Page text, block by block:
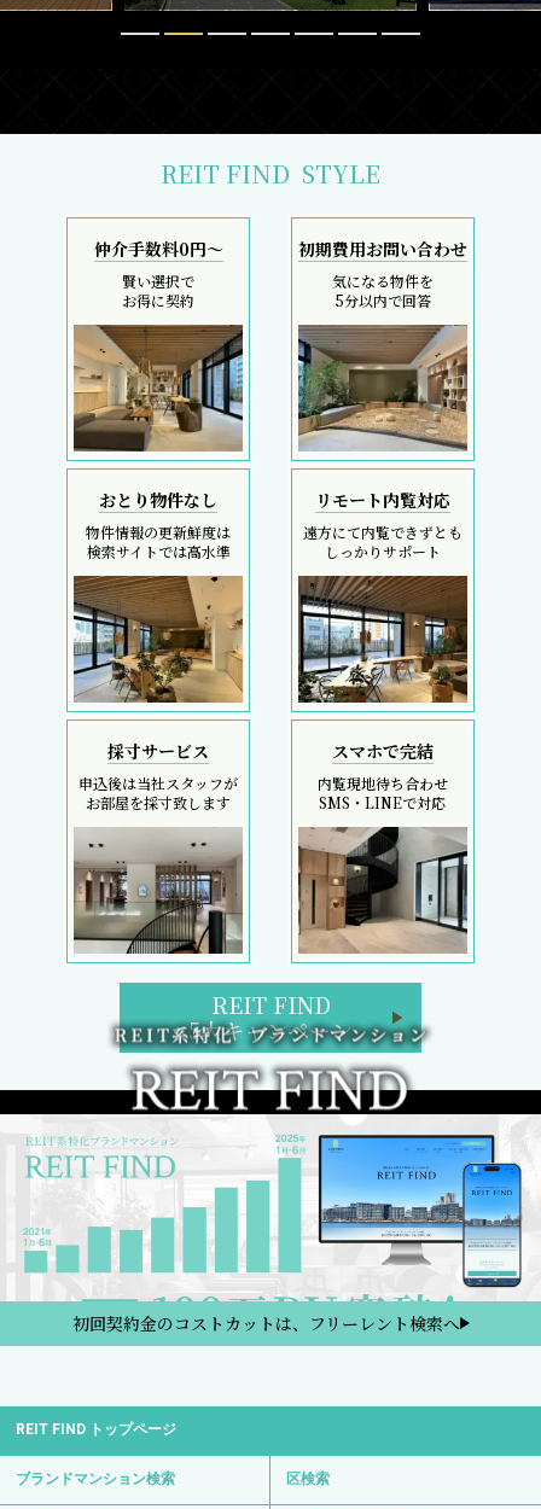
REIT FIND STYLE
仲介手数料0円～
賢い選択で
お得に契約
初期費用お問い合わせ
気になる物件を
5分以内で回答
おとり物件なし
物件情報の更新鮮度は
検索サイトでは高水準
リモート内覧対応
遠方にて内覧できずとも
しっかりサポート
採寸サービス
申込後は当社スタッフが
お部屋を採寸致します
スマホで完結
内覧現地待ち合わせ
SMS・LINEで対応
REIT FIND
5大キャンペーン
初回契約金のコストカットは、フリーレント検索へ
REIT FIND トップページ
ブランドマンション検索 区検索